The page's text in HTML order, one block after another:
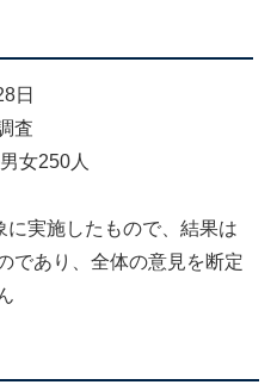
日
査
女250人
実施したもので、結果は
であり、全体の意見を断定